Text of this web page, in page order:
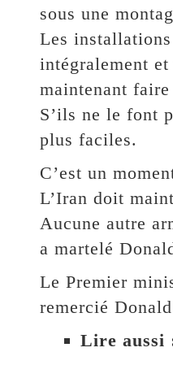
sous une
Les
intégralement
maintenant
S’ils ne le font
plus faciles.
C’est un
L’Iran doit
Aucune autre
a martelé
Le Premier
remercié
Lire aussi